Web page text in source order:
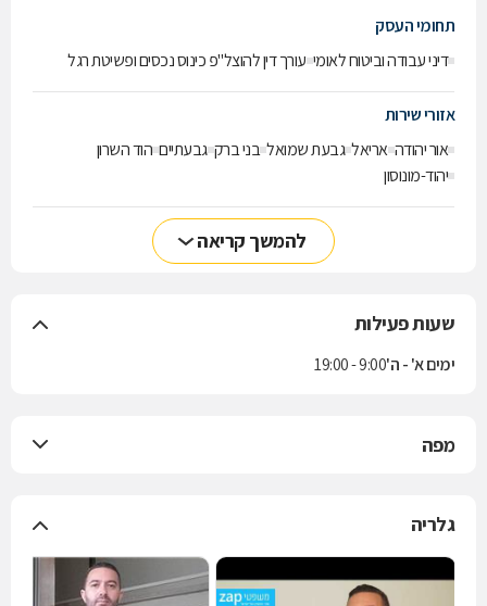
תחומי העסק
דיני עבודה וביטוח לאומי עורך דין להוצל"פ כינוס נכסים ופשיטת רגל
אזורי שירות
אור יהודה אריאל גבעת שמואל בני ברק גבעתיים הוד השרון
יהוד-מונוסון
להמשך קריאה
שעות פעילות
ימים א' - ה'9:00 - 19:00
מפה
גלריה